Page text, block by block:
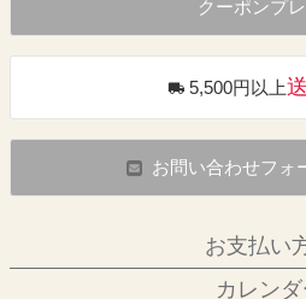
クーポンプ
5,500円以上
お問い合わせフォ
お支払い
カレン